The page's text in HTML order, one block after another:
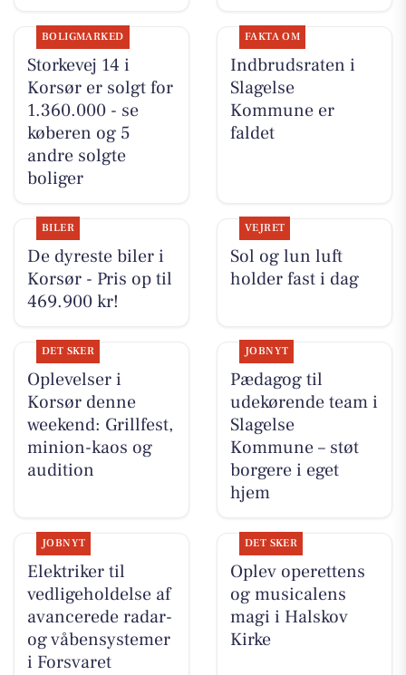
BOLIGMARKED
Storkevej 14 i
Korsør er solgt for
1.360.000 - se
køberen og 5
andre solgte
boliger
FAKTA OM
Indbrudsraten i
Slagelse
Kommune er
faldet
BILER
De dyreste biler i
Korsør - Pris op til
469.900 kr!
VEJRET
Sol og lun luft
holder fast i dag
DET SKER
Oplevelser i
Korsør denne
weekend: Grillfest,
minion-kaos og
audition
JOBNYT
Pædagog til
udekørende team i
Slagelse
Kommune – støt
borgere i eget
hjem
JOBNYT
Elektriker til
vedligeholdelse af
avancerede radar-
og våbensystemer
i Forsvaret
DET SKER
Oplev operettens
og musicalens
magi i Halskov
Kirke